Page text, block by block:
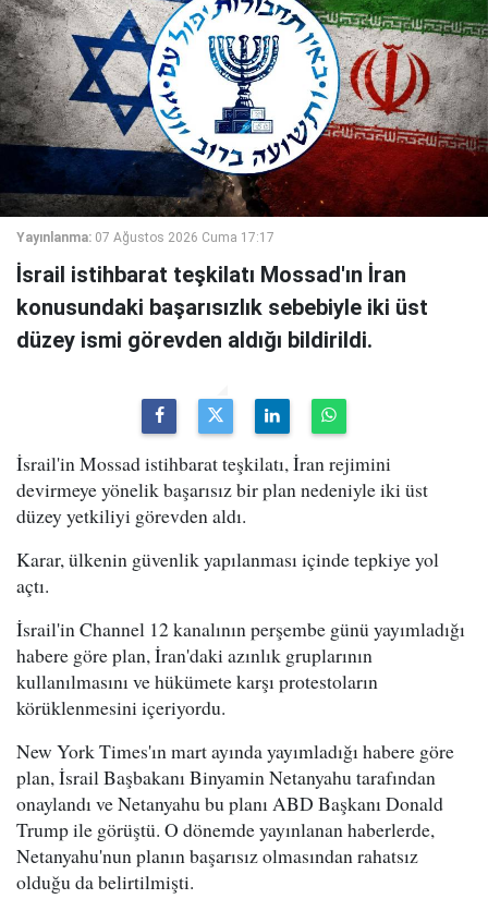
Yayınlanma: 07 Ağustos 2026 Cuma 17:17
İsrail istihbarat teşkilatı Mossad'ın İran
konusundaki başarısızlık sebebiyle iki üst
düzey ismi görevden aldığı bildirildi.
İsrail'in Mossad istihbarat teşkilatı, İran rejimini
devirmeye yönelik başarısız bir plan nedeniyle iki üst
düzey yetkiliyi görevden aldı.
Karar, ülkenin güvenlik yapılanması içinde tepkiye yol
açtı.
İsrail'in Channel 12 kanalının perşembe günü yayımladığı
habere göre plan, İran'daki azınlık gruplarının
kullanılmasını ve hükümete karşı protestoların
körüklenmesini içeriyordu.
New York Times'ın mart ayında yayımladığı habere göre
plan, İsrail Başbakanı Binyamin Netanyahu tarafından
onaylandı ve Netanyahu bu planı ABD Başkanı Donald
Trump ile görüştü. O dönemde yayınlanan haberlerde,
Netanyahu'nun planın başarısız olmasından rahatsız
olduğu da belirtilmişti.